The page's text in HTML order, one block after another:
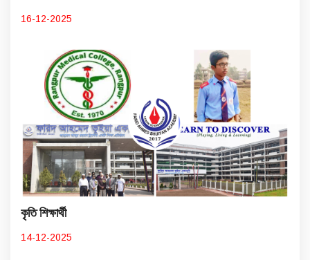
16-12-2025
কৃতি শিক্ষার্থী
14-12-2025